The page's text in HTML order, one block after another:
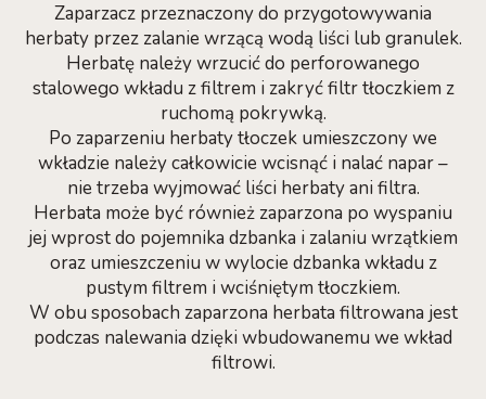
Zaparzacz przeznaczony do przygotowywania
herbaty przez zalanie wrzącą wodą liści lub granulek.
Herbatę należy wrzucić do perforowanego
stalowego wkładu z filtrem i zakryć filtr tłoczkiem z
ruchomą pokrywką.
Po zaparzeniu herbaty tłoczek umieszczony we
wkładzie należy całkowicie wcisnąć i nalać napar –
nie trzeba wyjmować liści herbaty ani filtra.
Herbata może być również zaparzona po wyspaniu
jej wprost do pojemnika dzbanka i zalaniu wrzątkiem
oraz umieszczeniu w wylocie dzbanka wkładu z
pustym filtrem i wciśniętym tłoczkiem.
W obu sposobach zaparzona herbata filtrowana jest
podczas nalewania dzięki wbudowanemu we wkład
filtrowi.